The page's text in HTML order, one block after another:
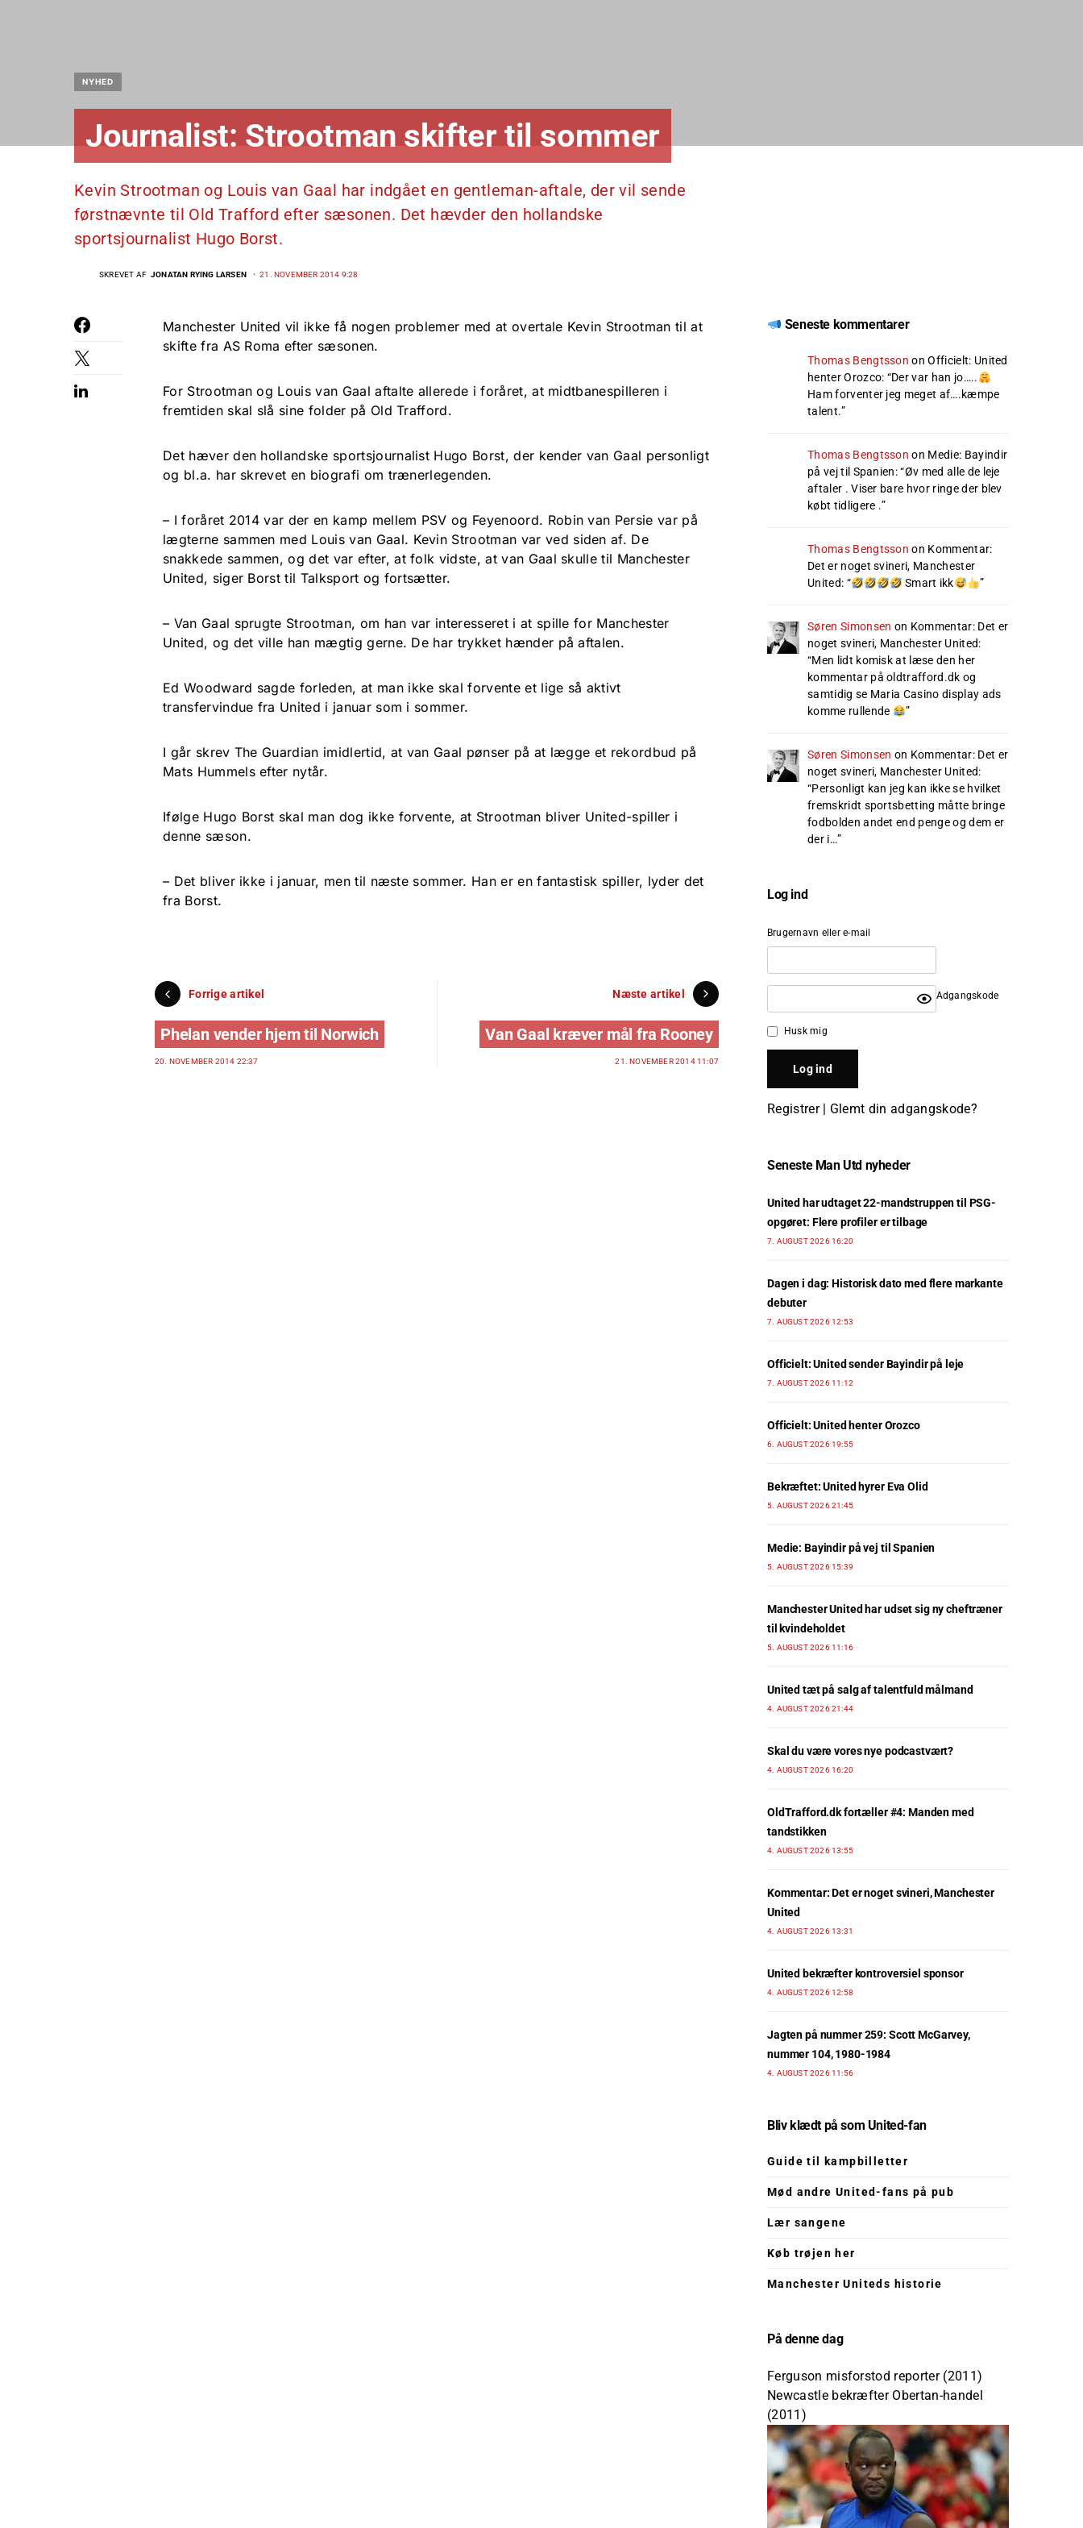
NYHED
Journalist: Strootman skifter til sommer
Kevin Strootman og Louis van Gaal har indgået en gentleman-aftale, der vil sende
førstnævnte til Old Trafford efter sæsonen. Det hævder den hollandske
sportsjournalist Hugo Borst.
SKREVET AF JONATAN RYING LARSEN 21. NOVEMBER 2014 9:28
Manchester United vil ikke få nogen problemer med at overtale Kevin Strootman til at
skifte fra AS Roma efter sæsonen.
For Strootman og Louis van Gaal aftalte allerede i foråret, at midtbanespilleren i
fremtiden skal slå sine folder på Old Trafford.
Det hæver den hollandske sportsjournalist Hugo Borst, der kender van Gaal personligt
og bl.a. har skrevet en biografi om trænerlegenden.
– I foråret 2014 var der en kamp mellem PSV og Feyenoord. Robin van Persie var på
lægterne sammen med Louis van Gaal. Kevin Strootman var ved siden af. De
snakkede sammen, og det var efter, at folk vidste, at van Gaal skulle til Manchester
United, siger Borst til Talksport og fortsætter.
– Van Gaal sprugte Strootman, om han var interesseret i at spille for Manchester
United, og det ville han mægtig gerne. De har trykket hænder på aftalen.
Ed Woodward sagde forleden, at man ikke skal forvente et lige så aktivt
transfervindue fra United i januar som i sommer.
I går skrev The Guardian imidlertid, at van Gaal pønser på at lægge et rekordbud på
Mats Hummels efter nytår.
Ifølge Hugo Borst skal man dog ikke forvente, at Strootman bliver United-spiller i
denne sæson.
– Det bliver ikke i januar, men til næste sommer. Han er en fantastisk spiller, lyder det
fra Borst.
Forrige artikel
Phelan vender hjem til Norwich
20. NOVEMBER 2014 22:37
Næste artikel
Van Gaal kræver mål fra Rooney
21. NOVEMBER 2014 11:07
Seneste kommentarer
Thomas Bengtsson onOfficielt: United
henter Orozco: “Der var han jo…..
Ham forventer jeg meget af….kæmpe
talent.”
Thomas Bengtsson on Medie: Bayindir
på vej til Spanien: “Øv med alle de leje
aftaler . Viser bare hvor ringe der blev
købt tidligere .”
Thomas Bengtsson on Kommentar:
Det er noget svineri, Manchester
United: “ Smart ikk ”
Søren Simonsen on Kommentar: Det er
noget svineri, Manchester United:
“Men lidt komisk at læse den her
kommentar på oldtrafford.dk og
samtidig se Maria Casino display ads
komme rullende
”
Søren Simonsen on Kommentar: Det er
noget svineri, Manchester United:
“Personligt kan jeg kan ikke se hvilket
fremskridt sportsbetting måtte bringe
fodbolden andet end penge og dem er
der i…”
Log ind
Brugernavn eller e-mail
Adgangskode
Husk mig
Registrer| Glemt din adgangskode?
Seneste Man Utd nyheder
United har udtaget 22-mandstruppen til PSG-
opgøret: Flere profiler er tilbage
7. AUGUST 2026 16:20
Dagen i dag: Historisk dato med flere markante
debuter
7. AUGUST 2026 12:53
Officielt: United sender Bayindir på leje
7. AUGUST 2026 11:12
Officielt: United henter Orozco
6. AUGUST 2026 19:55
Bekræftet: United hyrer Eva Olid
5. AUGUST 2026 21:45
Medie: Bayindir på vej til Spanien
5. AUGUST 2026 15:39
Manchester United har udset sig ny cheftræner
til kvindeholdet
5. AUGUST 2026 11:16
United tæt på salg af talentfuld målmand
4. AUGUST 2026 21:44
Skal du være vores nye podcastvært?
4. AUGUST 2026 16:20
OldTrafford.dk fortæller #4: Manden med
tandstikken
4. AUGUST 2026 13:55
Kommentar: Det er noget svineri, Manchester
United
4. AUGUST 2026 13:31
United bekræfter kontroversiel sponsor
4. AUGUST 2026 12:58
Jagten på nummer 259: Scott McGarvey,
nummer 104, 1980-1984
4. AUGUST 2026 11:56
Bliv klædt på som United-fan
Guide til kampbilletter
Mød andre United-fans på pub
Lær sangene
Køb trøjen her
Manchester Uniteds historie
På denne dag
Ferguson misforstod reporter (2011)
Newcastle bekræfter Obertan-handel
(2011)